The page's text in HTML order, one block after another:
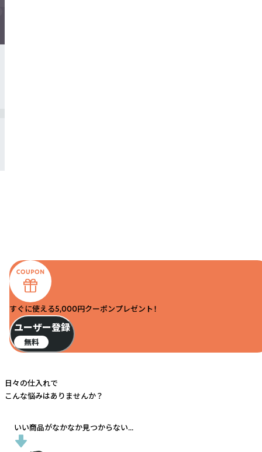
すぐに使える5,000円クーポンプレゼント！
ユーザー登録
無料
日々の仕入れで
こんな悩みはありませんか？
いい商品がなかなか見つからない...